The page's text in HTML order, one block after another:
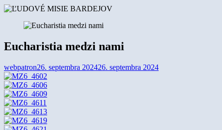
Eucharistia medzi nami
webpatron26. septembra 202426. septembra 2024